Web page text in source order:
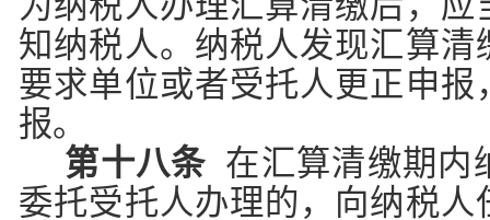
知纳税人。纳税人发现汇算清
要求单位或者受托人更正申报
报。
第十八条 在汇算清缴期内
委托受托人办理的，向纳税人